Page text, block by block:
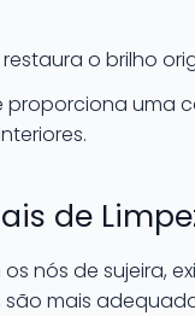
o brilho
proporciona uma
de
nós de sujeira,
mais